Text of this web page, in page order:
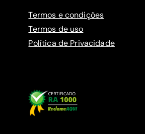
Termos e condições
Termos de uso
Política de Privacidade